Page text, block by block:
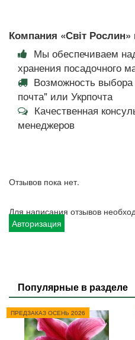
Компания «Світ
Мы обеспечиваем
хранения посадочного
Возможность
почта" или Укрпочта
Качественная
менеджеров
Отзывов пока нет.
Для написания отзывов
Авторизация
Популярные в разделе
ПРЕДЗАКАЗ ОСЕНЬ 2026